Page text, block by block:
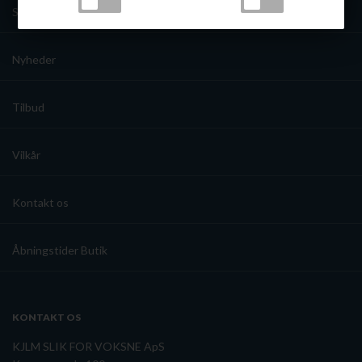
Smagninger
Nyheder
Tilbud
Vilkår
Kontakt os
Åbningstider Butik
KONTAKT OS
KJLM SLIK FOR VOKSNE ApS